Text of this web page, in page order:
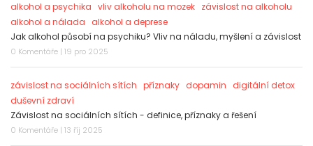
alkohol a psychika vliv alkoholu na mozek závislost na alkoholu
alkohol a nálada
alkohol a deprese
Jak alkohol působí na psychiku? Vliv na náladu, myšlení a závislost
0 Komentáře | 19 pro 2025
závislost na sociálních sítích příznaky dopamin
digitální detox
duševní zdraví
Závislost na sociálních sítích - definice, příznaky a řešení
0 Komentáře | 13 říj 2025